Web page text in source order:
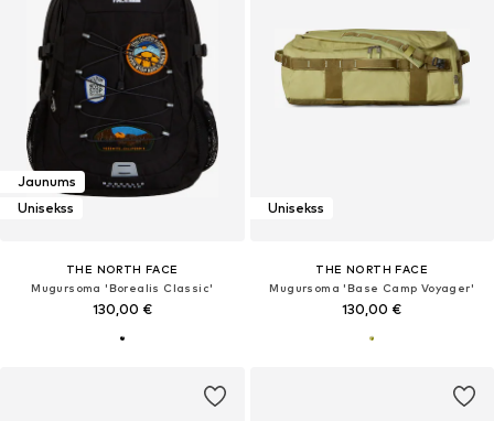
Jaunums
Unisekss
THE NORTH FACE
Mugursoma 'Borealis Classic'
130,00 €
Unisekss
THE NORTH FACE
Mugursoma 'Base Camp Voyager'
130,00 €